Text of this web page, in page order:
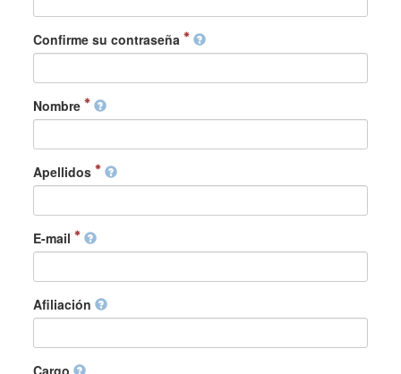
Confirme su contraseña
Nombre
Apellidos
E-mail
Afiliación
Cargo